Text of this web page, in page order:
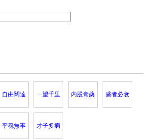
自由闊達 一望千里 内股膏薬 盛者必衰
平穏無事 才子多病